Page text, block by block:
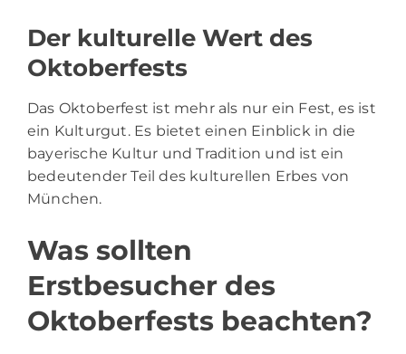
Der kulturelle Wert des
Oktoberfests
Das Oktoberfest ist mehr als nur ein Fest, es ist
ein Kulturgut. Es bietet einen Einblick in die
bayerische Kultur und Tradition und ist ein
bedeutender Teil des kulturellen Erbes von
München.
Was sollten
Erstbesucher des
Oktoberfests beachten?